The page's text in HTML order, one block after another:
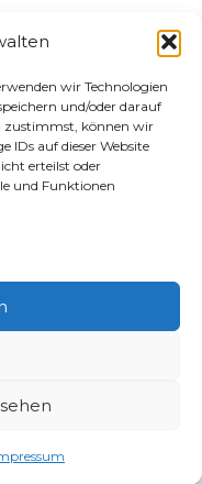
wir Technologien
und/oder darauf
zustimmst, können wir
IDs auf dieser Website
erteilst oder
und Funktionen